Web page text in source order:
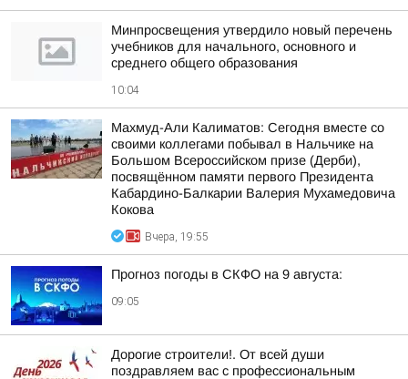
Минпросвещения утвердило новый перечень
учебников для начального, основного и
среднего общего образования
10:04
Махмуд-Али Калиматов: Сегодня вместе со
своими коллегами побывал в Нальчике на
Большом Всероссийском призе (Дерби),
посвящённом памяти первого Президента
Кабардино-Балкарии Валерия Мухамедовича
Кокова
Вчера, 19:55
Прогноз погоды в СКФО на 9 августа:
09:05
Дорогие строители!. От всей души
поздравляем вас с профессиональным